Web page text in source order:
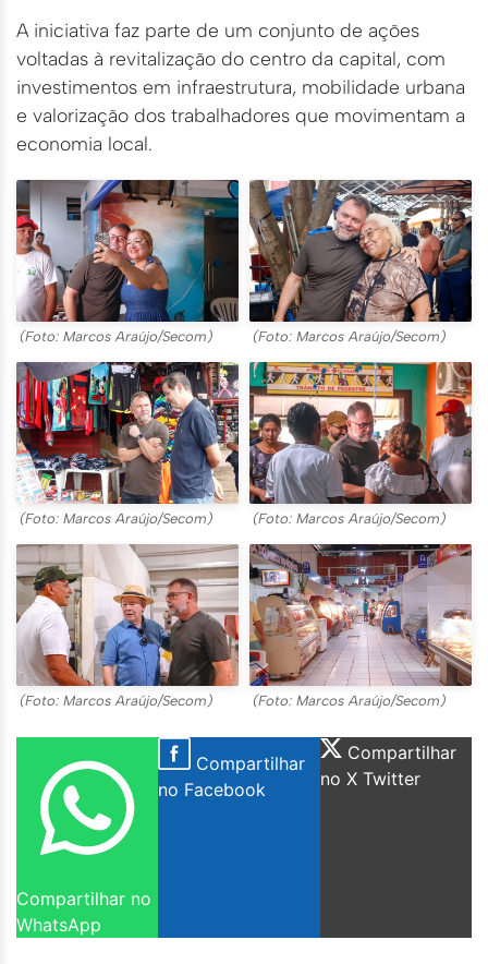
A iniciativa faz parte de um conjunto de ações
voltadas à revitalização do centro da capital, com
investimentos em infraestrutura, mobilidade urbana
e valorização dos trabalhadores que movimentam a
economia local.
(Foto: Marcos Araújo/Secom) (Foto: Marcos Araújo/Secom)
(Foto: Marcos Araújo/Secom) (Foto: Marcos Araújo/Secom)
(Foto: Marcos Araújo/Secom) (Foto: Marcos Araújo/Secom)
Compartilhar no
WhatsApp
Compartilhar
no Facebook
Compartilhar
no X Twitter